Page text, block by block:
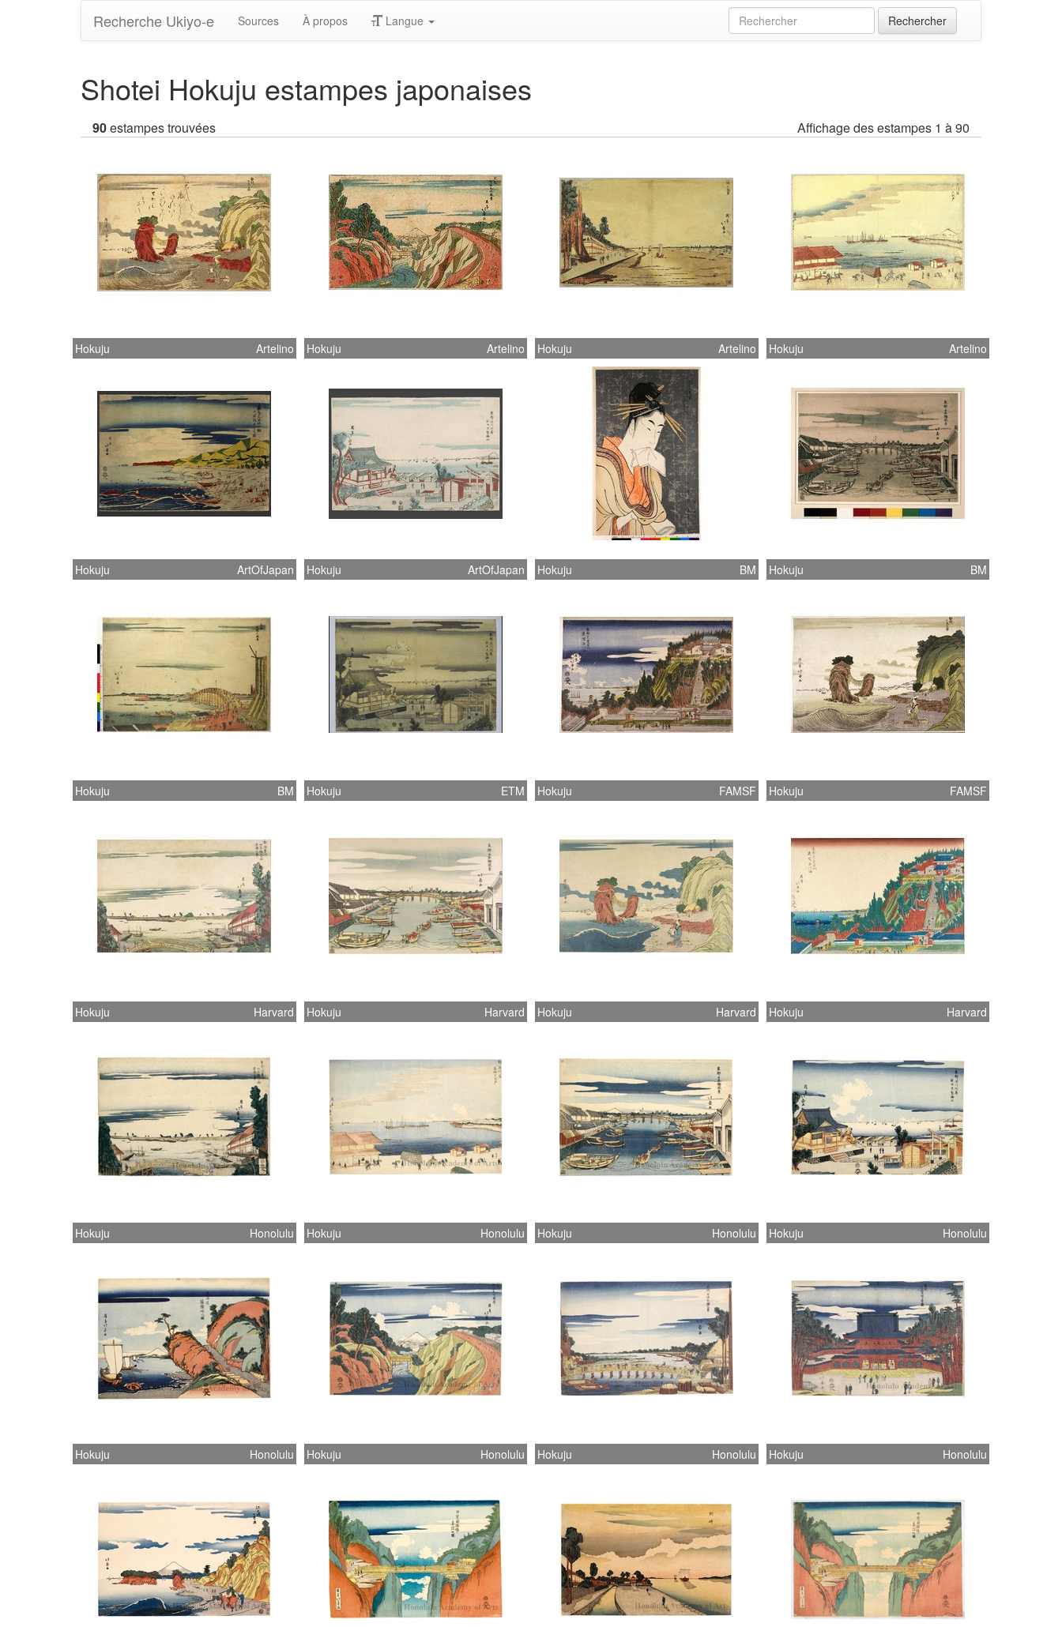
Recherche Ukiyo-e Sources À propos Langue
Shotei Hokuju estampes japonaises
90estampes trouvées Affichage des estampes 1 à 90
Hokuju Artelino Hokuju Artelino Hokuju Artelino Hokuju Artelino
Hokuju ArtOfJapan Hokuju ArtOfJapan Hokuju BM Hokuju BM
Hokuju BM Hokuju ETM Hokuju FAMSF Hokuju FAMSF
Hokuju Harvard Hokuju Harvard Hokuju Harvard Hokuju Harvard
Hokuju Honolulu Hokuju Honolulu Hokuju Honolulu Hokuju Honolulu
Hokuju Honolulu Hokuju Honolulu Hokuju Honolulu Hokuju Honolulu